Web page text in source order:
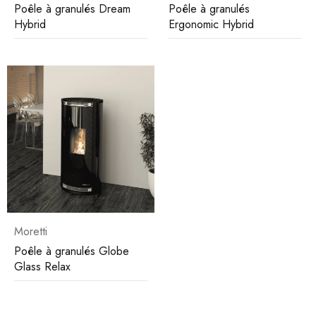
Poêle à granulés Dream
Hybrid
Poêle à granulés
Ergonomic Hybrid
Moretti
Poêle à granulés Globe
Glass Relax